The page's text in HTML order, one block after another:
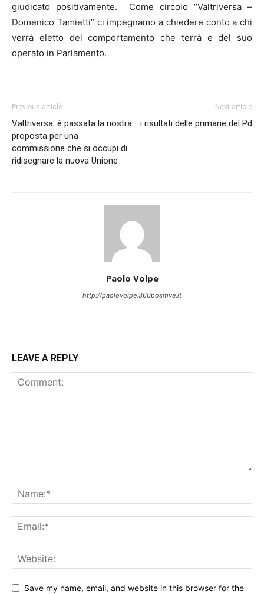
giudicato positivamente. Come circolo “Valtriversa –
Domenico Tamietti” ci impegnamo a chiedere conto a chi
verrà eletto del comportamento che terrà e del suo
operato in Parlamento.
Previous article
Valtriversa: è passata la nostra
proposta per una
commissione che si occupi di
ridisegnare la nuova Unione
Next article
i risultati delle primarie del Pd
Paolo Volpe
http://paolovolpe.360positive.it
LEAVE A REPLY
Save my name, email, and website in this browser for the